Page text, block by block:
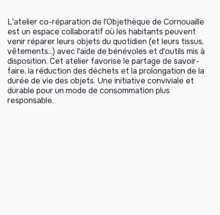
L'atelier co-réparation de l'Objethèque de Cornouaille
est un espace collaboratif où les habitants peuvent
venir réparer leurs objets du quotidien (et leurs tissus,
vêtements...) avec l'aide de bénévoles et d'outils mis à
disposition. Cet atelier favorise le partage de savoir-
faire, la réduction des déchets et la prolongation de la
durée de vie des objets. Une initiative conviviale et
durable pour un mode de consommation plus
responsable.